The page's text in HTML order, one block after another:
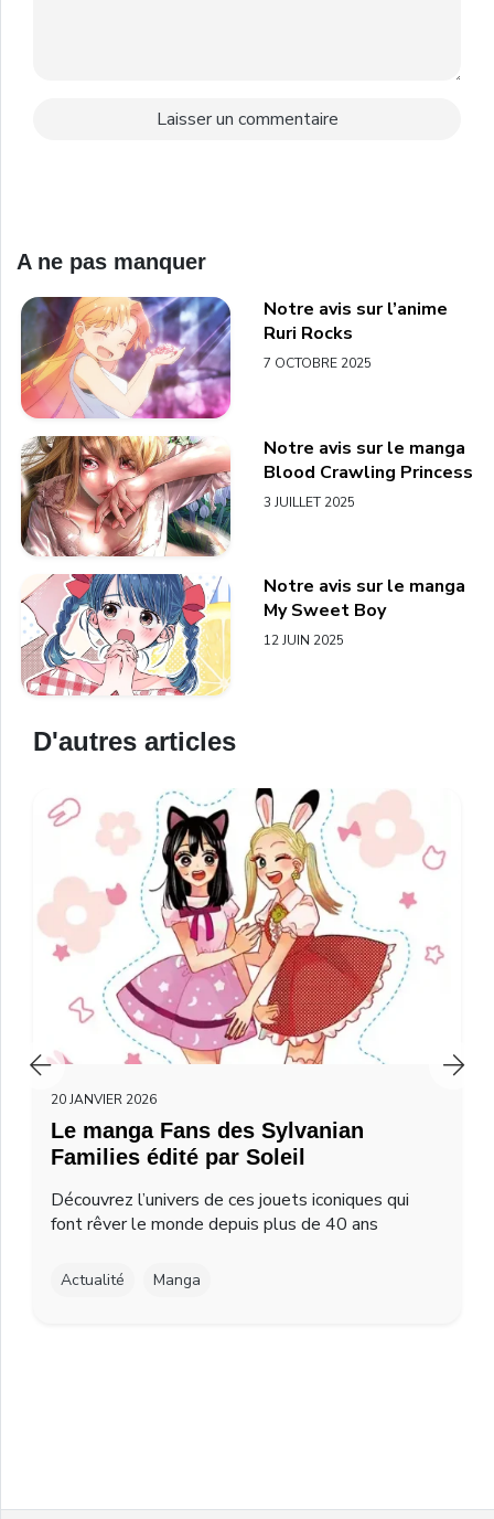
A ne pas manquer
Notre avis sur l’anime
Ruri Rocks
7 OCTOBRE 2025
Notre avis sur le manga
Blood Crawling Princess
3 JUILLET 2025
Notre avis sur le manga
My Sweet Boy
12 JUIN 2025
D'autres articles
20 JANVIER 2026
Le manga Fans des Sylvanian
Families édité par Soleil
Découvrez l’univers de ces jouets iconiques qui
font rêver le monde depuis plus de 40 ans
Actualité Manga